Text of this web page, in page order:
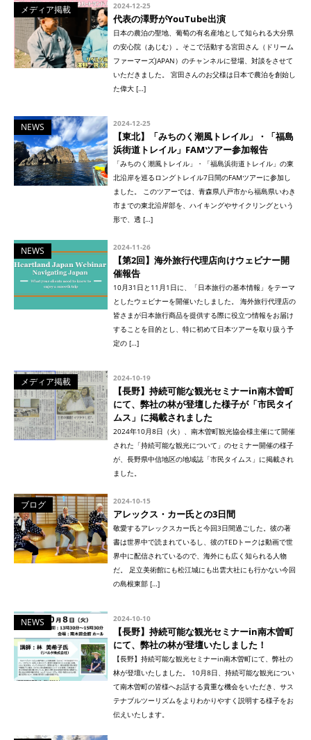
メディア掲載 2024-12-25
代表の澤野がYouTube出演
日本の農泊の聖地、葡萄の有名産地として知られる大分県
の安心院（あじむ）。そこで活動する宮田さん（ドリーム
ファーマーズJAPAN）のチャンネルに登場、対談をさせて
いただきました。 宮田さんのお父様は日本で農泊を創始し
た偉大 […]
NEWS 2024-12-25
【東北】「みちのく潮風トレイル」・「福島
浜街道トレイル」FAMツアー参加報告
「みちのく潮風トレイル」・「福島浜街道トレイル」の東
北沿岸を巡るロングトレイル7日間のFAMツアーに参加し
ました。 このツアーでは、青森県八戸市から福島県いわき
市までの東北沿岸部を、ハイキングやサイクリングという
形で、透 […]
NEWS 2024-11-26
【第2回】海外旅行代理店向けウェビナー開
催報告
10月31日と11月1日に、「日本旅行の基本情報」をテーマ
としたウェビナーを開催いたしました。 海外旅行代理店の
皆さまが日本旅行商品を提供する際に役立つ情報をお届け
することを目的とし、特に初めて日本ツアーを取り扱う予
定の […]
メディア掲載 2024-10-19
【長野】持続可能な観光セミナーin南木曽町
にて、弊社の林が登壇した様子が「市民タイ
ムス」に掲載されました
2024年10月8日（火）、南木曽町観光協会様主催にて開催
された「持続可能な観光について」のセミナー開催の様子
が、長野県中信地区の地域誌「市民タイムス」に掲載され
ました。
ブログ 2024-10-15
アレックス・カー氏との3日間
敬愛するアレックスカー氏と今回3日間過ごした。彼の著
書は世界中で読まれているし、彼のTEDトークは動画で世
界中に配信されているので、海外にも広く知られる人物
だ。 足立美術館にも松江城にも出雲大社にも行かない今回
の島根東部 […]
NEWS 2024-10-10
【長野】持続可能な観光セミナーin南木曽町
にて、弊社の林が登壇いたしました！
【長野】持続可能な観光セミナーin南木曽町にて、弊社の
林が登壇いたしました。 10月8日、持続可能な観光につい
て南木曽町の皆様へお話する貴重な機会をいただき、サス
テナブルツーリズムをよりわかりやすく説明する様子をお
伝えいたします。